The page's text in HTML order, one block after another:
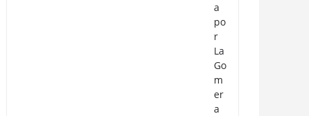
a
po
r
La
Go
m
er
a